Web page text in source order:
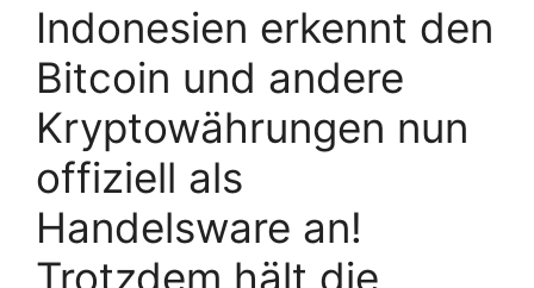
Indonesien erkennt den
Bitcoin und andere
Kryptowährungen nun
offiziell als
Handelsware an!
Trotzdem hält die